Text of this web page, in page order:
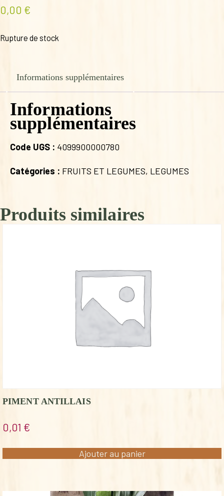
0,00 €
Rupture de stock
Informations supplémentaires
Informations
supplémentaires
Code UGS : 4099900000780
Catégories : FRUITS ET LEGUMES, LEGUMES
Produits similaires
PIMENT ANTILLAIS
0,01 €
Ajouter au panier